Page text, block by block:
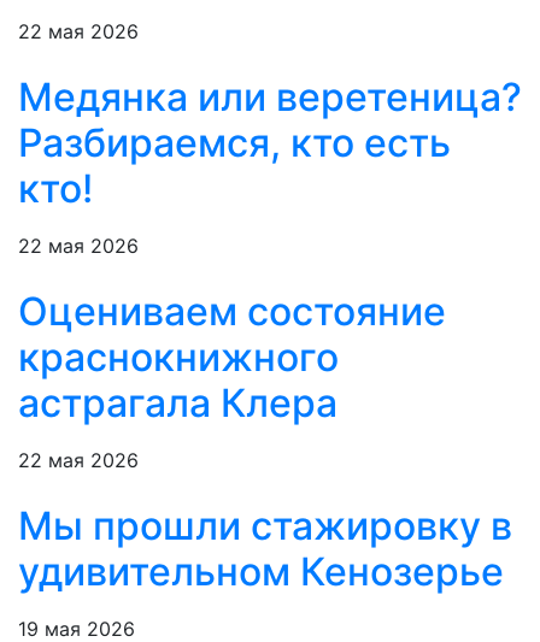
22 мая 2026
Медянка или веретеница?
Разбираемся, кто есть
кто!
22 мая 2026
Оцениваем состояние
краснокнижного
астрагала Клера
22 мая 2026
Мы прошли стажировку в
удивительном Кенозерье
19 мая 2026